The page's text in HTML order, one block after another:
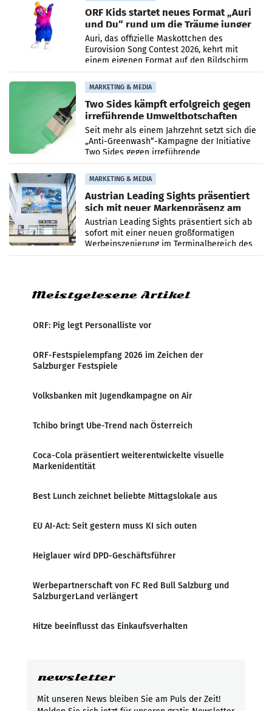
ORF Kids startet neues Format „Auri
und Du“ rund um die Träume junger
Menschen
Auri, das offizielle Maskottchen des
Eurovision Song Contest 2026, kehrt mit
einem eigenen Format auf den Bildschirm
zurück. In der neuen Sendung „Auri und Du“
bei ORF Kids steht
MARKETING & MEDIA
Two Sides kämpft erfolgreich gegen
irreführende Umweltbotschaften
beim Papiereinsatz
Seit mehr als einem Jahrzehnt setzt sich die
„Anti-Greenwash“-Kampagne der Initiative
Two Sides gegen irreführende
Umweltaussagen bei Papierkommunikation
und papierbasierten Verpackungen
MARKETING & MEDIA
Austrian Leading Sights präsentiert
sich mit neuer Markenpräsenz am
Flughafen Wien
Austrian Leading Sights präsentiert sich ab
sofort mit einer neuen großformatigen
Werbeinszenierung im Terminalbereich des
Flughafen Wien. Die Präsenz befindet sich im
Meistgelesene Artikel
ORF: Pig legt Personalliste vor
ORF-Festspielempfang 2026 im Zeichen der
Salzburger Festspiele
Volksbanken mit Jugendkampagne on Air
Tchibo bringt Ube-Trend nach Österreich
Coca-Cola präsentiert weiterentwickelte visuelle
Markenidentität
Best Lunch zeichnet beliebte Mittagslokale aus
EU AI-Act: Seit gestern muss KI sich outen
Heiglauer wird DPD-Geschäftsführer
Werbepartnerschaft von FC Red Bull Salzburg und
SalzburgerLand verlängert
Hitze beeinflusst das Einkaufsverhalten
newsletter
Mit unseren News bleiben Sie am Puls der Zeit!